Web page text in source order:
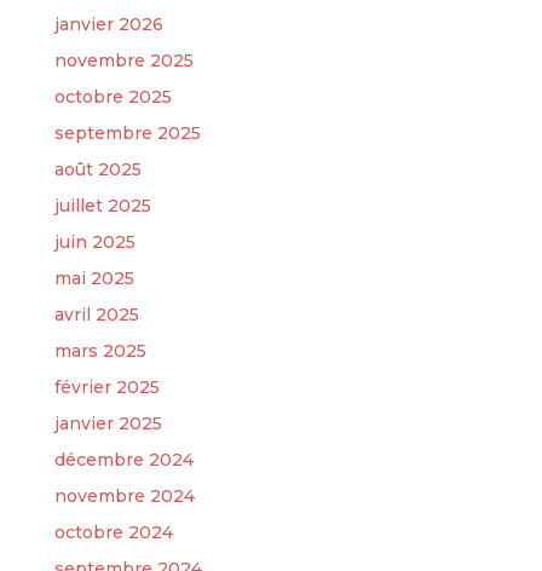
janvier 2026
novembre 2025
octobre 2025
septembre 2025
août 2025
juillet 2025
juin 2025
mai 2025
avril 2025
mars 2025
février 2025
janvier 2025
décembre 2024
novembre 2024
octobre 2024